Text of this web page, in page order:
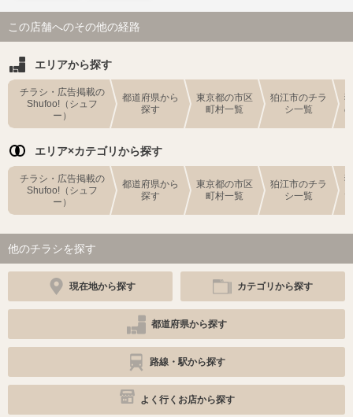
この店舗へのその他の経路
エリアから探す
チラシ・広告掲載の
Shufoo!（シュフ
ー）
都道府県から
探す
東京都の市区
町村一覧
狛江市のチラ
シ一覧
エリア×カテゴリから探す
チラシ・広告掲載の
Shufoo!（シュフ
ー）
都道府県から
探す
東京都の市区
町村一覧
狛江市のチラ
シ一覧
他のチラシを探す
現在地から探す カテゴリから探す
都道府県から探す
路線・駅から探す
よく行くお店から探す